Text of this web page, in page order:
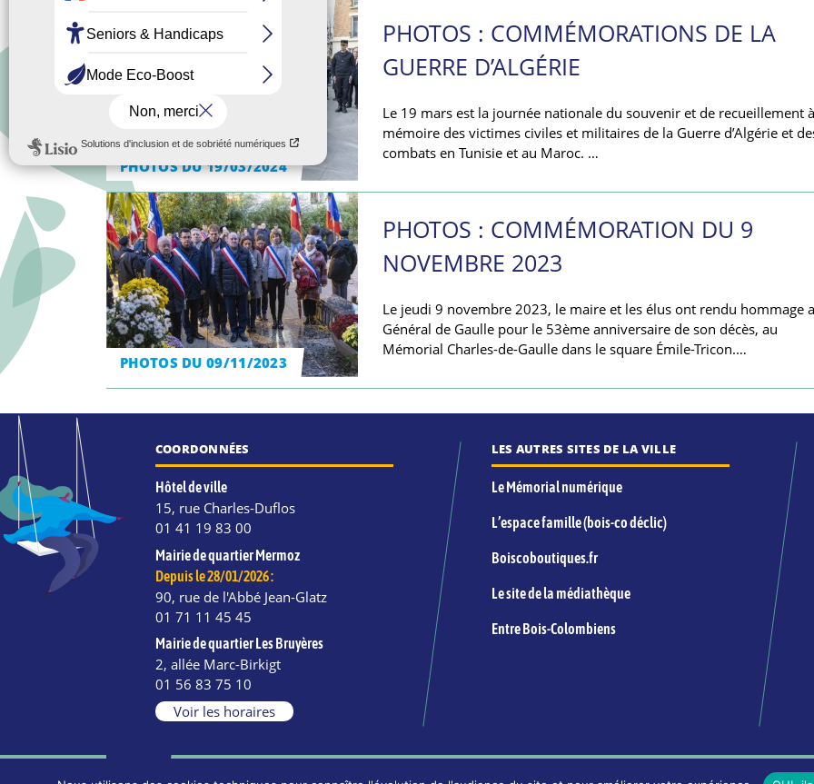
PHOTOS DU 19/03/2024
PHOTOS : COMMÉMORATIONS DE LA
GUERRE D’ALGÉRIE
Le 19 mars est la journée nationale du souvenir et de recueillement
mémoire des victimes civiles et militaires de la Guerre d’Algérie et
combats en Tunisie et au Maroc. …
PHOTOS DU 09/11/2023
PHOTOS : COMMÉMORATION DU 9
NOVEMBRE 2023
Le jeudi 9 novembre 2023, le maire et les élus ont rendu hommage
Général de Gaulle pour le 53ème anniversaire de son décès, au
Mémorial Charles-de-Gaulle dans le square Émile-Tricon.…
COORDONNÉES
Hôtel de ville
15, rue Charles-Duflos
01 41 19 83 00
Mairie de quartier Mermoz
Depuis le 28/01/2026 :
90, rue de l'Abbé Jean-Glatz
01 71 11 45 45
Mairie de quartier Les Bruyères
2, allée Marc-Birkigt
01 56 83 75 10
Voir les horaires
LES AUTRES SITES DE LA VILLE
Le Mémorial numérique
L’espace famille (bois-co déclic)
Boiscoboutiques.fr
Le site de la médiathèque
Entre Bois-Colombiens
INFORMATIONS LÉGALES ET ÉDITORIALES